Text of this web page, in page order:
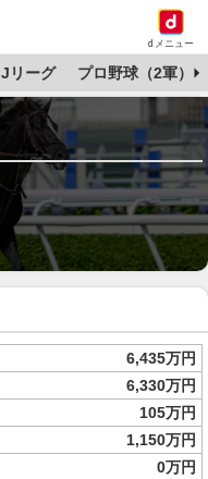
dメニュー
Jリーグ プロ野球（2軍）
6,435万円
6,330万円
105万円
1,150万円
0万円